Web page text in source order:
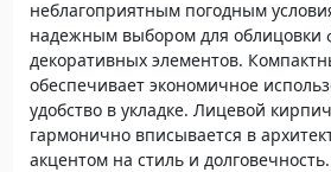
неблагоприятным погодным
надежным выбором для облицовки
декоративных элементов.
обеспечивает экономичное
удобство в укладке. Лицевой
гармонично вписывается в
акцентом на стиль и долговечность.